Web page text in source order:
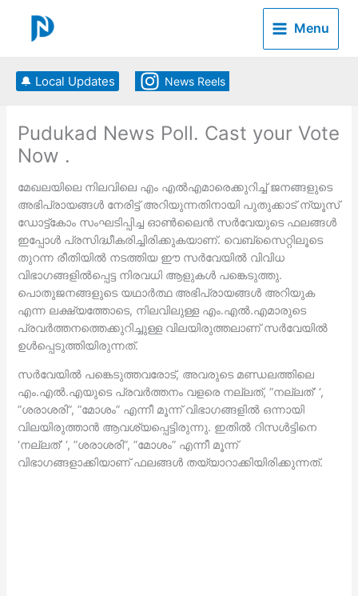
content
Menu
🔔 Local Updates News Reels
Pudukad News Poll. Cast your Vote
Now .
മേഖലയിലെ നിലവിലെ എം എല്‍എമാരെക്കുറിച്ച് ജനങ്ങളുടെ
അഭിപ്രായങ്ങള്‍ നേരിട്ട് അറിയുന്നതിനായി പുതുക്കാട് ന്യൂസ്
ഡോട്ട്കോം സംഘടിപ്പിച്ച ഓണ്‍ലൈന്‍ സര്‍വേയുടെ ഫലങ്ങള്‍
ഇപ്പോള്‍ പ്രസിദ്ധീകരിച്ചിരിക്കുകയാണ്. വെബ്‌സൈറ്റിലൂടെ
തുറന്ന രീതിയില്‍ നടത്തിയ ഈ സര്‍വേയില്‍ വിവിധ
വിഭാഗങ്ങളില്‍പ്പെട്ട നിരവധി ആളുകള്‍ പങ്കെടുത്തു.
പൊതുജനങ്ങളുടെ യഥാര്‍ത്ഥ അഭിപ്രായങ്ങള്‍ അറിയുക
എന്ന ലക്ഷ്യത്തോടെ, നിലവിലുള്ള എം.എല്‍.എമാരുടെ
പ്രവര്‍ത്തനത്തെക്കുറിച്ചുള്ള വിലയിരുത്തലാണ് സര്‍വേയില്‍
ഉള്‍പ്പെടുത്തിയിരുന്നത്.
സര്‍വേയില്‍ പങ്കെടുത്തവരോട്, അവരുടെ മണ്ഡലത്തിലെ
എം.എല്‍.എയുടെ പ്രവര്‍ത്തനം വളരെ നല്ലത്, ”നല്ലത്’ ‘,
”ശരാശരി”, ”മോശം” എന്നീ മൂന്ന് വിഭാഗങ്ങളില്‍ ഒന്നായി
വിലയിരുത്താന്‍ ആവശ്യപ്പെട്ടിരുന്നു. ഇതില്‍ റിസള്‍ട്ടിനെ
‘നല്ലത്’ ‘, ”ശരാശരി”, ”മോശം” എന്നീ മൂന്ന്
വിഭാഗങ്ങളാക്കിയാണ് ഫലങ്ങള്‍ തയ്യാറാക്കിയിരിക്കുന്നത്.